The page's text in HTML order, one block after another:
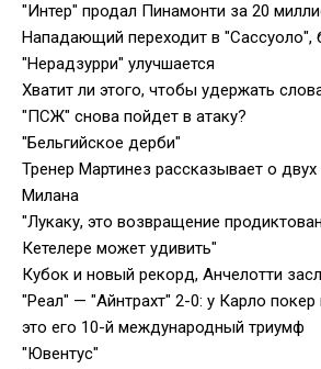
"Интер" продал Пинамонти за 20
Нападающий переходит в "Сассуоло",
"Нерадзурри" улучшается
Хватит ли этого, чтобы удержать
"ПСЖ" снова пойдет в атаку?
"Бельгийское дерби"
Тренер Мартинез рассказывает о двух
Милана
"Лукаку, это возвращение
Кетелере может удивить"
Кубок и новый рекорд, Анчелотти
"Реал" — "Айнтрахт" 2-0: у Карло покер
это его 10-й международный триумф
"Ювентус"